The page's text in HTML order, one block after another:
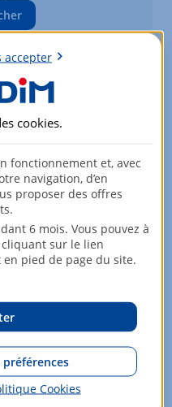
critères de recherche ?
3 au 4 pièces
accepter
cookies.
fonctionnement et, avec
navigation, d’en
proposer des offres
6 mois. Vous pouvez à
cliquant sur le lien
en pied de page du site.
Cookies